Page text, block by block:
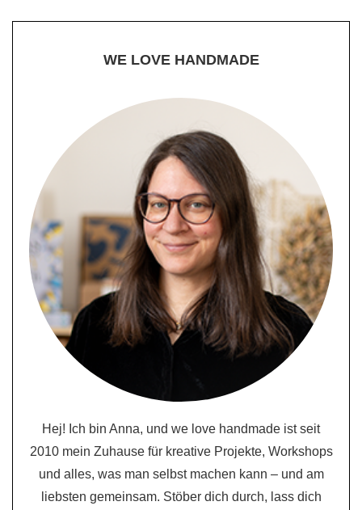
WE LOVE HANDMADE
Hej! Ich bin Anna, und we love handmade ist seit
2010 mein Zuhause für kreative Projekte, Workshops
und alles, was man selbst machen kann – und am
liebsten gemeinsam. Stöber dich durch, lass dich